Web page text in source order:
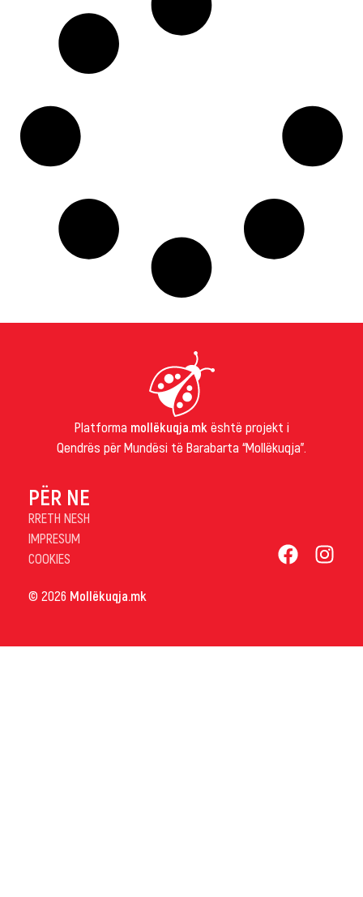
Platforma mollëkuqja.mk është projekt i
Qendrës për Mundësi të Barabarta “Mollëkuqja”.
PËR NE
RRETH NESH
IMPRESUM
COOKIES
© 2026 Mollëkuqja.mk